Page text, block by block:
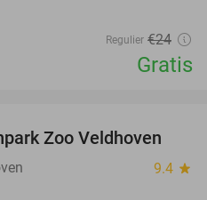
Regulier €24
Gratis
26%
Zoo Veldhoven
9.4 star